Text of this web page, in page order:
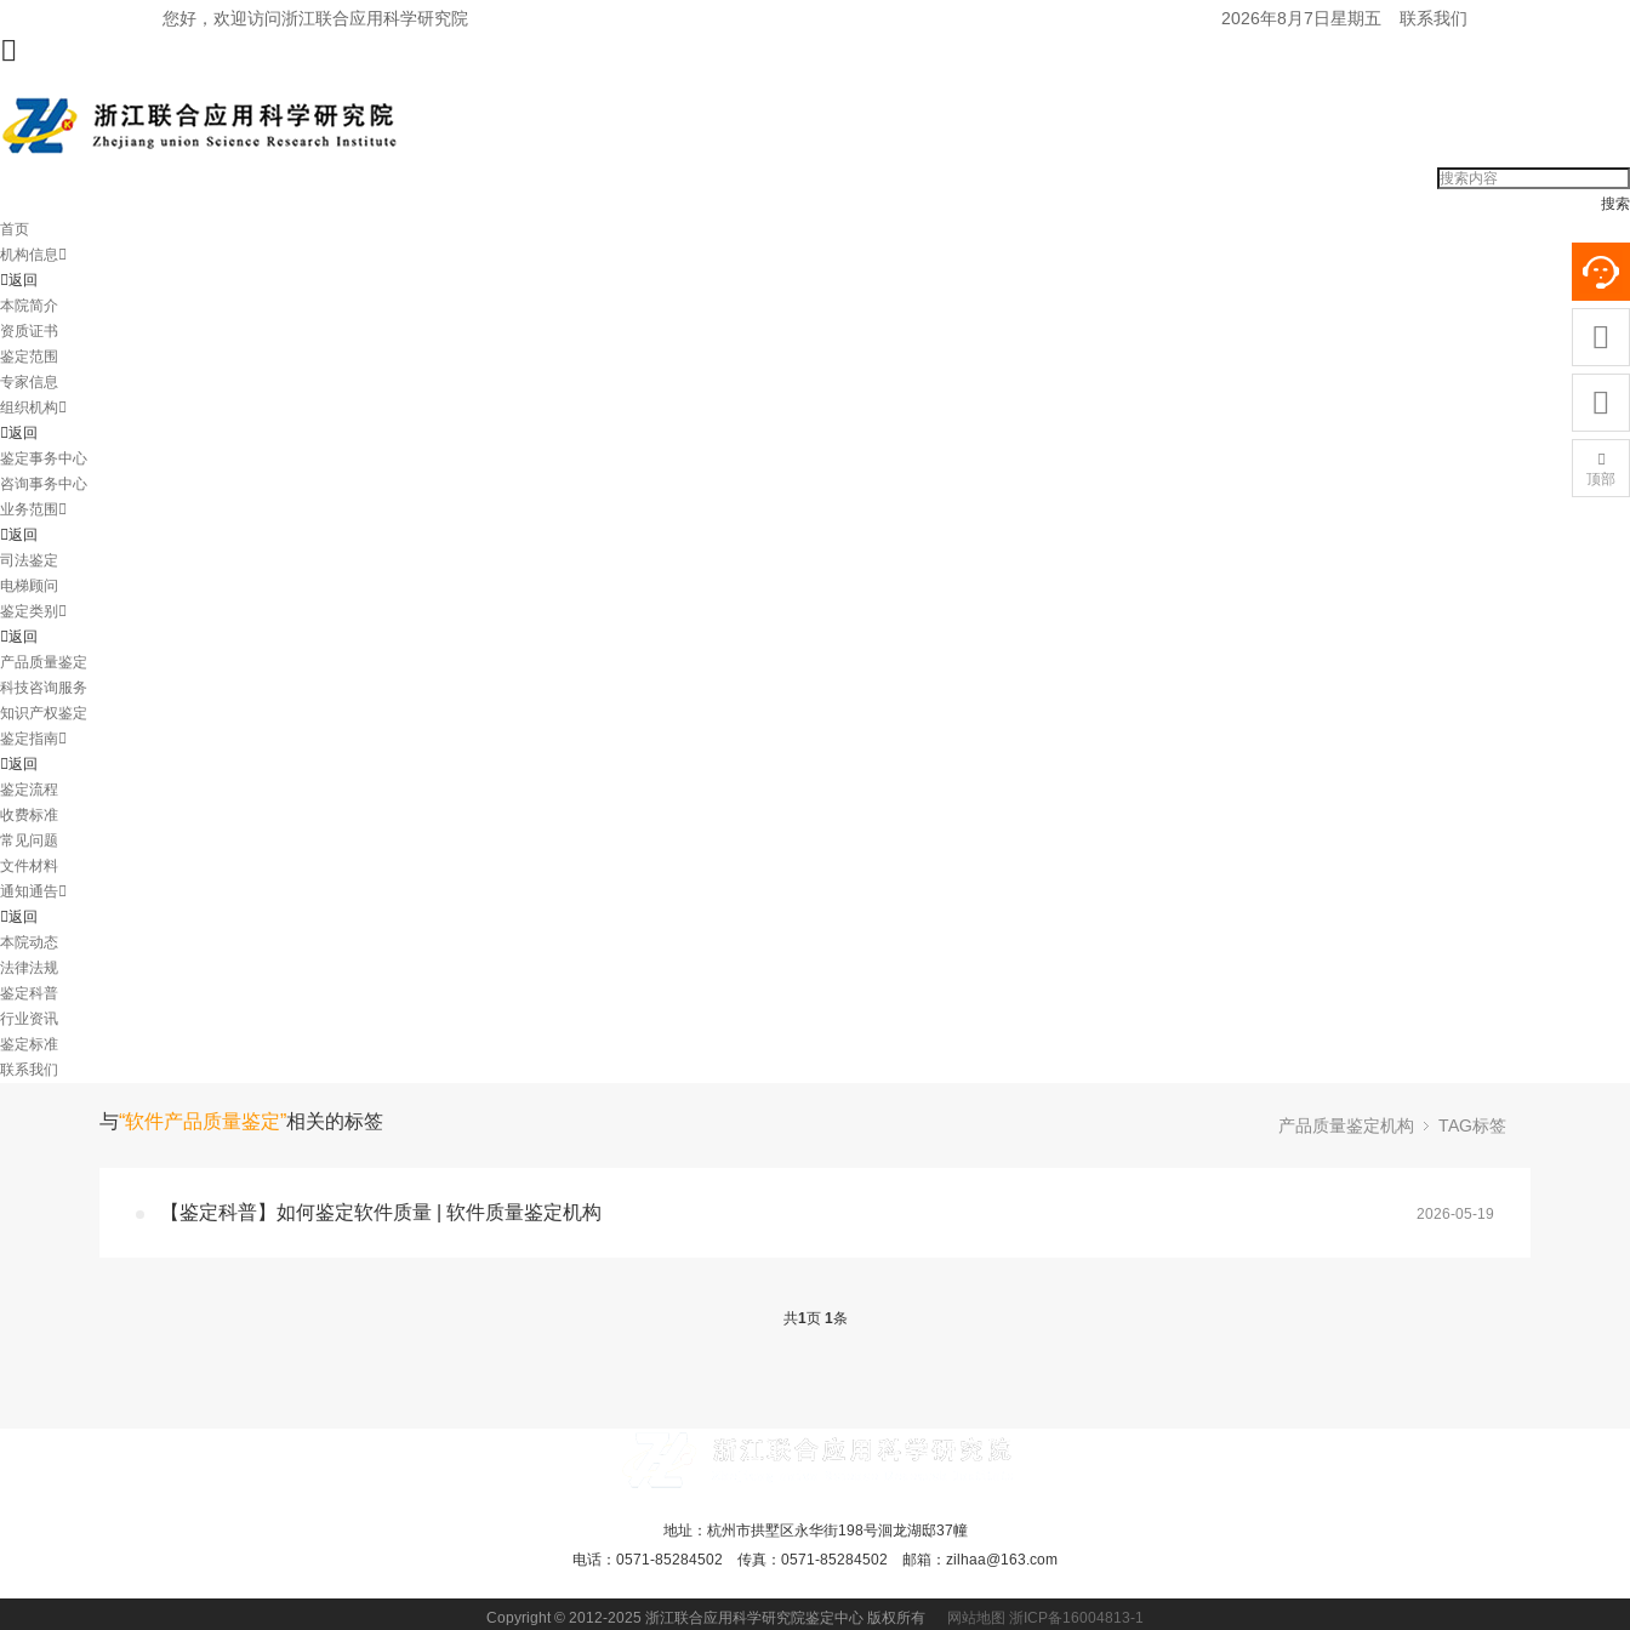
您好，欢迎访问浙江联合应用科学研究院 2026年8月7日星期五 联系我们
搜索
首页
机构信息
返回
本院简介
资质证书
鉴定范围
专家信息
组织机构
返回
鉴定事务中心
咨询事务中心
业务范围
返回
司法鉴定
电梯顾问
鉴定类别
返回
产品质量鉴定
科技咨询服务
知识产权鉴定
鉴定指南
返回
鉴定流程
收费标准
常见问题
文件材料
通知通告
返回
本院动态
法律法规
鉴定科普
行业资讯
鉴定标准
联系我们
与“软件产品质量鉴定”相关的标签 产品质量鉴定机构 TAG标签
【鉴定科普】如何鉴定软件质量 | 软件质量鉴定机构 2026-05-19
共1页 1条
地址：杭州市拱墅区永华街198号洄龙湖邸37幢
电话：0571-85284502 传真：0571-85284502 邮箱：zilhaa@163.com
Copyright © 2012-2025 浙江联合应用科学研究院鉴定中心 版权所有 网站地图 浙ICP备16004813-1



顶部